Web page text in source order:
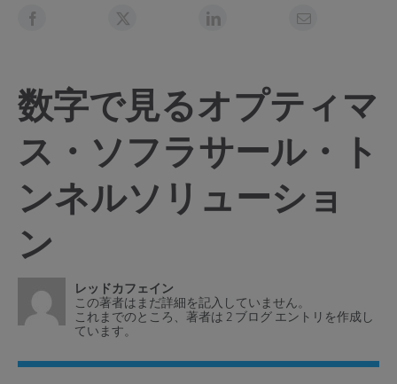
数字で見るオプティマ
ス・ソフラサール・ト
ンネルソリューショ
ン
レッドカフェイン
この著者はまだ詳細を記入していません。
これまでのところ、著者は 2 ブログ エントリを作成し
ています。